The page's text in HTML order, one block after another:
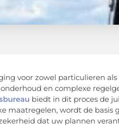
voor zowel particulieren
en complexe
biedt in dit proces de
maatregelen, wordt de basis
dat uw plannen